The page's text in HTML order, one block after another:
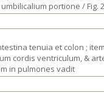
portione /
tenuia et colon ;
cordis ventriculum, &
in pulmones vadit